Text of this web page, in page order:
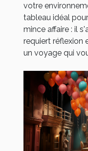
votre
tableau idéal
mince affaire : il
requiert réflexion
un voyage qui